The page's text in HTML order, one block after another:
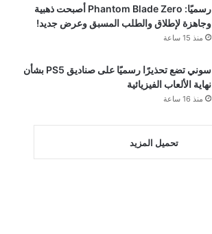
رسميًا: Phantom Blade Zero أصبحت ذهبية
وجاهزة لإطلاق والطلب المسبق وعرض جديد!
منذ 15 ساعة
سوني تضع تحذيرًا رسميًا على صناديق PS5 بشأن
نهاية الألعاب الفيزيائية
منذ 16 ساعة
تحميل المزيد